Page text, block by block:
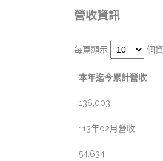
營收資訊
每頁顯示 個
本年迄今累計營收
136,003
113年02月營收
54,634